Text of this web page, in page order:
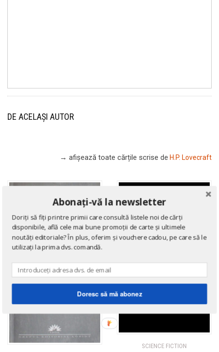
DE ACELAȘI AUTOR
→ afișează toate cărțile scrise de H.P. Lovecraft
SCIENCE FICTION
Abonați-vă la newsletter
Doriți să fiți printre primii care consultă listele noi de cărți
disponibile, află cele mai bune promoții de carte și ultimele
noutăți editoriale? În plus, oferim și vouchere cadou, pe care să le
utilizați la prima dvs. comandă.
Doresc să mă abonez